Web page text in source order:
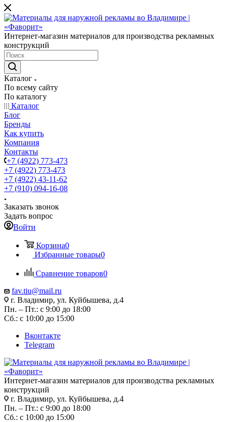
Интернет-магазин материалов для производства рекламных
конструкций
Каталог
По всему сайту
По каталогу
Каталог
Блог
Бренды
Как купить
Компания
Контакты
+7 (4922) 773-473
+7 (4922) 773-473
+7 (4922) 43-11-62
+7 (910) 094-16-08
Заказать звонок
Задать вопрос
Войти
Корзина0
Избранные товары0
Сравнение товаров0
fav.tiu@mail.ru
г. Владимир, ул. Куйбышева, д.4
Пн. – Пт.: с 9:00 до 18:00
Сб.: с 10:00 до 15:00
Вконтакте
Telegram
Интернет-магазин материалов для производства рекламных
конструкций
г. Владимир, ул. Куйбышева, д.4
Пн. – Пт.: с 9:00 до 18:00
Сб.: с 10:00 до 15:00